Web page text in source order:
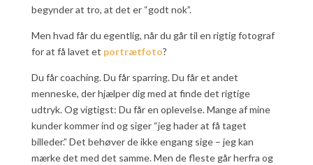
begynder at tro, at det er “godt nok”.
Men hvad får du egentlig, når du går til en rigtig fotograf
for at få lavet et portrætfoto?
Du får coaching. Du får sparring. Du får et andet
menneske, der hjælper dig med at finde det rigtige
udtryk. Og vigtigst: Du får en oplevelse. Mange af mine
kunder kommer ind og siger “jeg hader at få taget
billeder.” Det behøver de ikke engang sige – jeg kan
mærke det med det samme. Men de fleste går herfra og